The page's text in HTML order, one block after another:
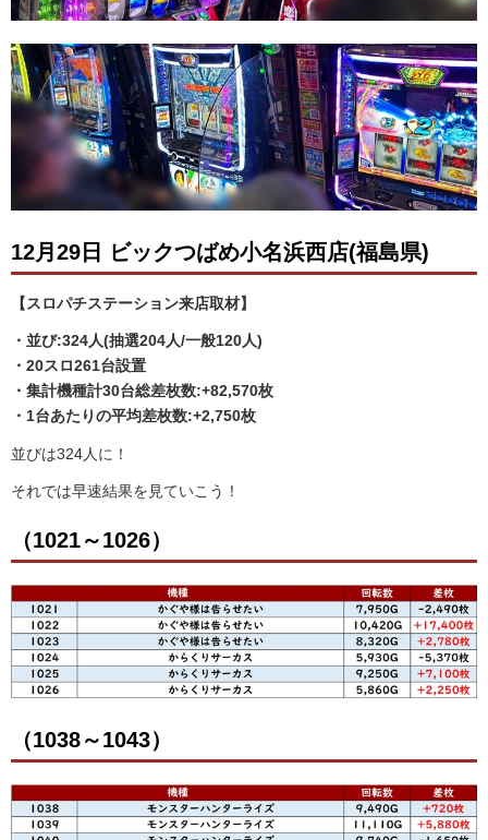
12月29日 ビックつばめ小名浜西店(福島県)
【スロパチステーション来店取材】
・並び:324人(抽選204人/一般120人)
・20スロ261台設置
・集計機種計30台総差枚数:+82,570枚
・1台あたりの平均差枚数:+2,750枚
並びは324人に！
それでは早速結果を見ていこう！
（1021～1026）
（1038～1043）